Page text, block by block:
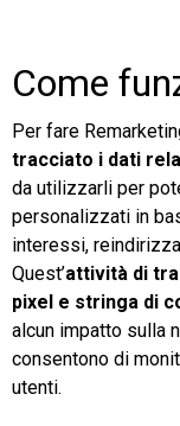
Come
Per fare
tracciato i dati
da utilizzarli per
personalizzati in
interessi,
Quest’attività di
pixel e stringa di
alcun impatto sulla
consentono di
utenti.